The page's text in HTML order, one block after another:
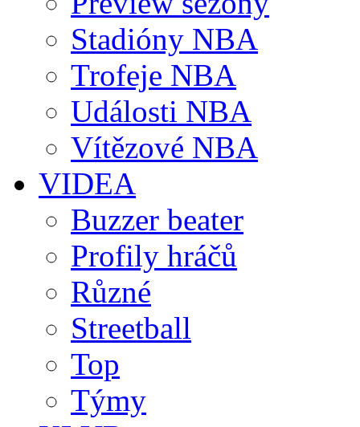
Stadióny NBA
Trofeje NBA
Události NBA
Vítězové NBA
VIDEA
Buzzer beater
Profily hráčů
Různé
Streetball
Top
Týmy